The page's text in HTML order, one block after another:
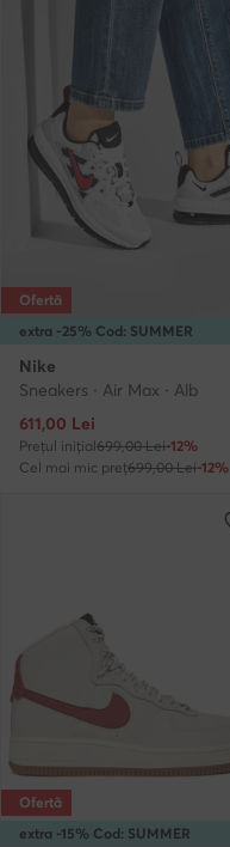
extra -25% Cod: SUMMER
Ofertă
Nike
Sneakers · Air Max · Alb
Prețul actual
611,00 Lei
Prețul inițial699,00 Lei-12%
Cel mai mic preț699,00 Lei-12%
extra -15% Cod: SUMMER
Ofertă